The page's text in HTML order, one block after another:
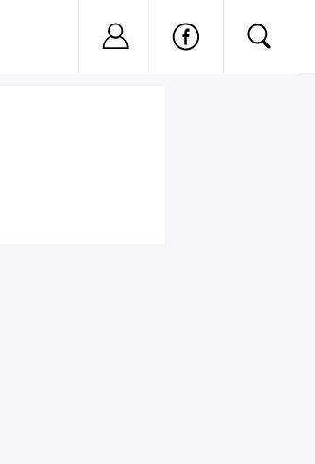
Nu ai cont?